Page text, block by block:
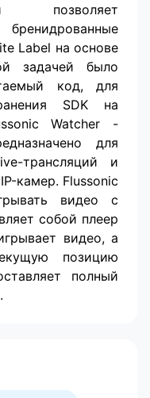
позволяет
бренидрованные
Label на основе
задачей было
код, для
SDK на
Watcher -
для
трансляций и
камер. Flussonic
видео с
собой плеер
видео, а
позицию
полный